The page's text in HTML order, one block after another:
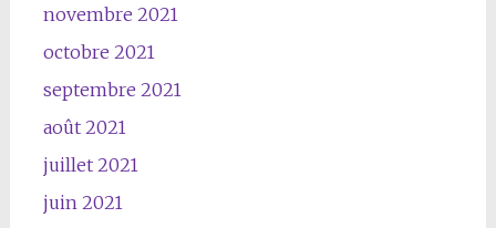
novembre 2021
octobre 2021
septembre 2021
août 2021
juillet 2021
juin 2021